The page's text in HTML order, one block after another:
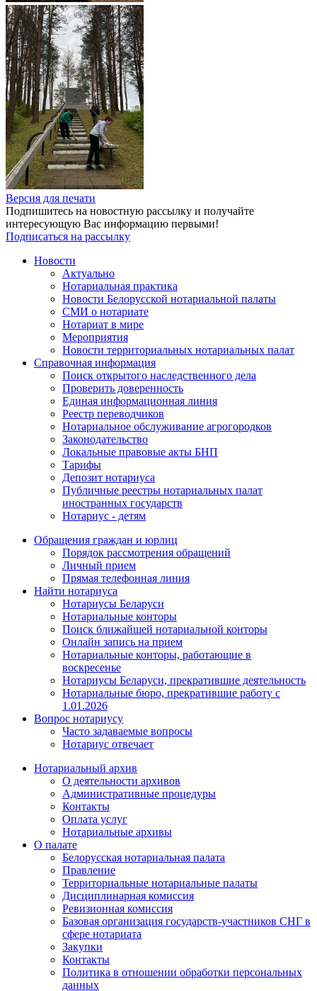
Версия для печати
Подпишитесь на новостную рассылку и получайте
интересующую Вас информацию первыми!
Подписаться на рассылку
Новости
Актуально
Нотариальная практика
Новости Белорусской нотариальной палаты
СМИ о нотариате
Нотариат в мире
Мероприятия
Новости территориальных нотариальных палат
Справочная информация
Поиск открытого наследственного дела
Проверить доверенность
Единая информационная линия
Реестр переводчиков
Нотариальное обслуживание агрогородков
Законодательство
Локальные правовые акты БНП
Тарифы
Депозит нотариуса
Публичные реестры нотариальных палат
иностранных государств
Нотариус - детям
Обращения граждан и юрлиц
Порядок рассмотрения обращений
Личный прием
Прямая телефонная линия
Найти нотариуса
Нотариусы Беларуси
Нотариальные конторы
Поиск ближайшей нотариальной конторы
Онлайн запись на прием
Нотариальные конторы, работающие в
воскресенье
Нотариусы Беларуси, прекратившие деятельность
Нотариальные бюро, прекратившие работу с
1.01.2026
Вопрос нотариусу
Часто задаваемые вопросы
Нотариус отвечает
Нотариальный архив
О деятельности архивов
Административные процедуры
Контакты
Оплата услуг
Нотариальные архивы
О палате
Белорусская нотариальная палата
Правление
Территориальные нотариальные палаты
Дисциплинарная комиссия
Ревизионная комиссия
Базовая организация государств-участников СНГ в
сфере нотариата
Закупки
Контакты
Политика в отношении обработки персональных
данных